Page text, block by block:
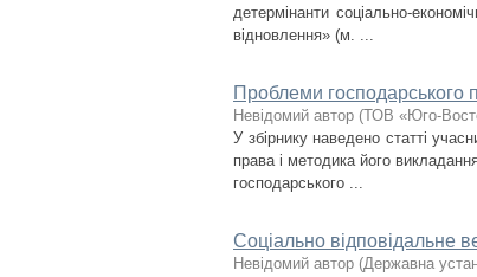
детермінанти соціально-
відновлення» (м. ...
Проблеми господарського
Невідомий автор (ТОВ «Юго-
У збірнику наведено статті
права і методика його
господарського ...
Соціально відповідальне
Невідомий автор (Державна